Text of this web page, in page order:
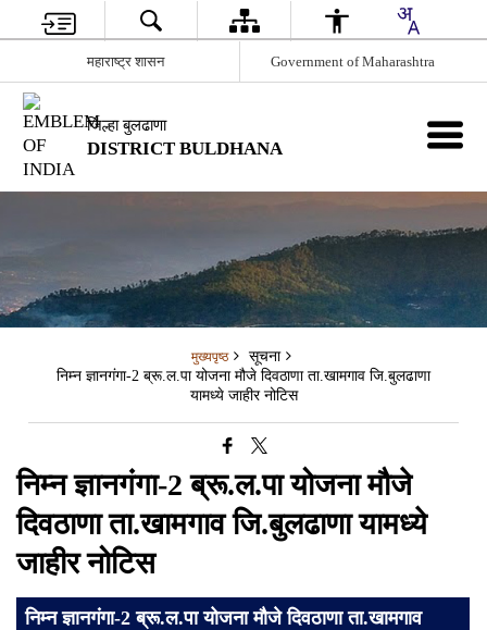
महाराष्ट्र शासन Government of Maharashtra
जिल्हा बुलढाणा
DISTRICT BULDHANA
मुख्यपृष्ठ
सूचना
निम्न ज्ञानगंगा-2 ब्रू.ल.पा योजना मौजे दिवठाणा ता.खामगाव जि.बुलढाणा
यामध्ये जाहीर नोटिस
निम्न ज्ञानगंगा-2 ब्रू.ल.पा योजना मौजे
दिवठाणा ता.खामगाव जि.बुलढाणा यामध्ये
जाहीर नोटिस
निम्न ज्ञानगंगा-2 ब्रू.ल.पा योजना मौजे दिवठाणा ता.खामगाव